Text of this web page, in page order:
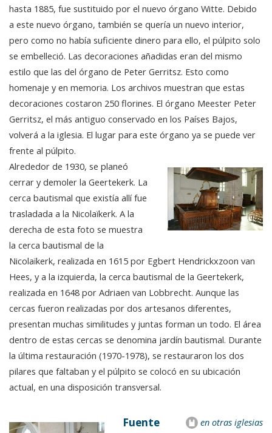
hasta 1885, fue sustituido por el nuevo órgano Witte. Debido
a este nuevo órgano, también se quería un nuevo interior,
pero como no había suficiente dinero para ello, el púlpito solo
se embelleció. Las decoraciones añadidas eran del mismo
estilo que las del órgano de Peter Gerritsz. Esto como
homenaje y en memoria. Los archivos muestran que estas
decoraciones costaron 250 florines. El órgano Meester Peter
Gerritsz, el más antiguo conservado en los Países Bajos,
volverá a la iglesia. El lugar para este órgano ya se puede ver
frente al púlpito.
Alrededor de 1930, se planeó
cerrar y demoler la Geertekerk. La
cerca bautismal que existía allí fue
trasladada a la Nicolaïkerk. A la
derecha de esta foto se muestra
la cerca bautismal de la
Nicolaïkerk, realizada en 1615 por Egbert Hendrickxzoon van
Hees, y a la izquierda, la cerca bautismal de la Geertekerk,
realizada en 1648 por Adriaen van Lobbrecht. Aunque las
cercas fueron realizadas por dos artesanos diferentes,
presentan muchas similitudes y juntas forman un todo. El área
dentro de estas cercas se denomina jardín bautismal. Durante
la última restauración (1970-1978), se restauraron los dos
pilares que faltaban y el púlpito se colocó en su ubicación
actual, en una disposición transversal.
en otras iglesias
Fuente